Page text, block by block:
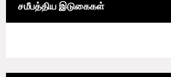
சமீபத்திய இடுகைகள்